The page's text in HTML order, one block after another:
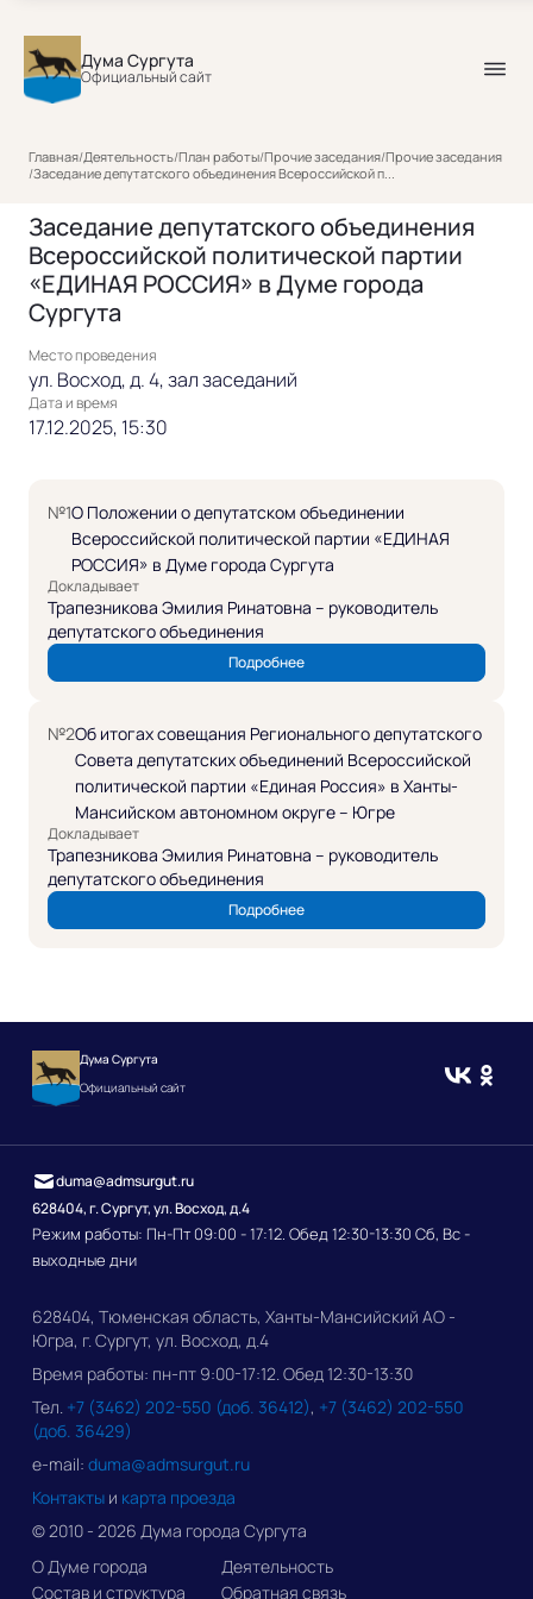
Дума Сургута
Официальный сайт
Главная/Деятельность/План работы/Прочие заседания/Прочие заседания
/Заседание депутатского объединения Всероссийской п...
Заседание депутатского объединения
Всероссийской политической партии
«ЕДИНАЯ РОССИЯ» в Думе города
Сургута
Место проведения
ул. Восход, д. 4, зал заседаний
Дата и время
17.12.2025, 15:30
№1О Положении о депутатском объединении
Всероссийской политической партии «ЕДИНАЯ
РОССИЯ» в Думе города Сургута
Докладывает
Трапезникова Эмилия Ринатовна – руководитель
депутатского объединения
Подробнее
№2Об итогах совещания Регионального депутатского
Совета депутатских объединений Всероссийской
политической партии «Единая Россия» в Ханты-
Мансийском автономном округе – Югре
Докладывает
Трапезникова Эмилия Ринатовна – руководитель
депутатского объединения
Подробнее
Дума Сургута
Официальный сайт
628404, г. Сургут, ул. Восход, д.4
Режим работы: Пн-Пт 09:00 - 17:12. Обед 12:30-13:30 Сб, Вс -
выходные дни
duma@admsurgut.ru
628404, Тюменская область, Ханты-Мансийский АО -
Югра, г. Сургут, ул. Восход, д.4
Время работы: пн-пт 9:00-17:12. Обед 12:30-13:30
Тел. +7 (3462) 202-550 (доб. 36412), +7 (3462) 202-550
(доб. 36429)
e-mail: duma@admsurgut.ru
Контакты и карта проезда
© 2010 - 2026 Дума города Сургута
О Думе города
Состав и структура
Деятельность
Обратная связь